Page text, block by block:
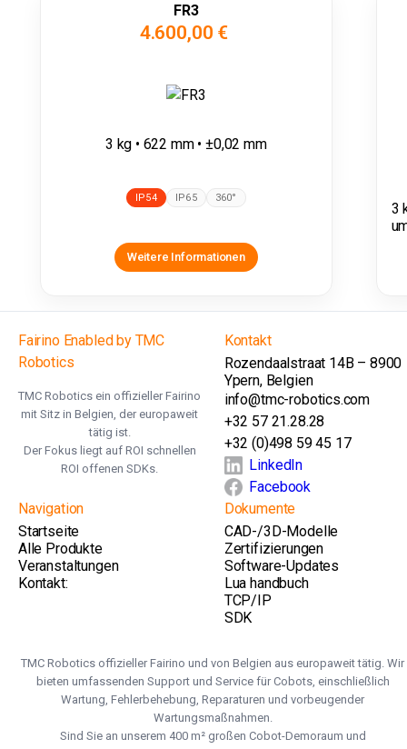
FR3
4.600,00 €
3 kg • 622 mm • ±0,02 mm
IP54 IP65 360°
Weitere Informationen
3
Fairino Enabled by TMC
Robotics
TMC Robotics ein offizieller Fairino
mit Sitz in Belgien, der europaweit
tätig ist.
Der Fokus liegt auf ROI schnellen
ROI offenen SDKs.
Kontakt
Rozendaalstraat 14B – 8900
Ypern, Belgien
info@tmc-robotics.com
+32 57 21.28.28
+32 (0)498 59 45 17
LinkedIn
Facebook
Navigation
Startseite
Alle Produkte
Veranstaltungen
Kontakt:
Dokumente
CAD-/3D-Modelle
Zertifizierungen
Software-Updates
Lua handbuch
TCP/IP
SDK
TMC Robotics offizieller Fairino und von Belgien aus europaweit tätig. Wir
bieten umfassenden Support und Service für Cobots, einschließlich
Wartung, Fehlerbehebung, Reparaturen und vorbeugender
Wartungsmaßnahmen.
Sind Sie an unserem 400 m² großen Cobot-Demoraum und